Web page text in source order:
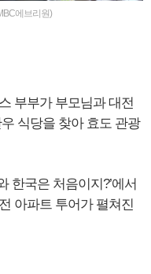
에브리원)
부부가 부모님과 대전
식당을 찾아 효도 관광
한국은 처음이지?’에서
아파트 투어가 펼쳐진